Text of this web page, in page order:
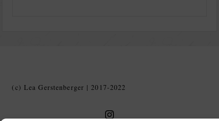
(c) Lea Gerstenberger | 2017-2022
Geschichte in Geschichten auf Instagram